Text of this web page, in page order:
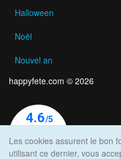
Halloween
Noël
Nouvel an
happyfete.com © 2026
Les cookies assurent le bon
utilisant ce dernier, vous